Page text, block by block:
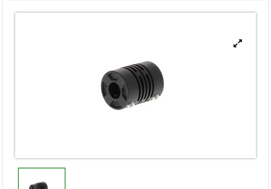
